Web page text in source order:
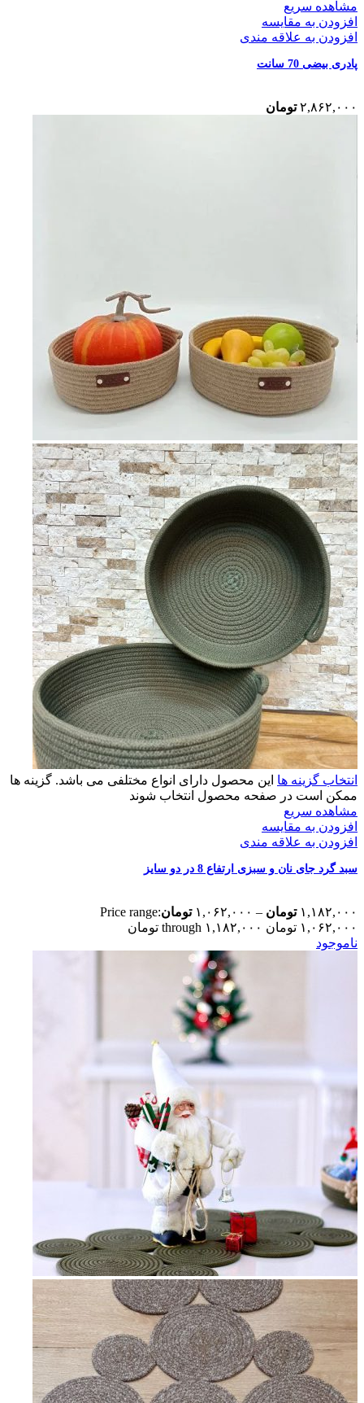
مشاهده سریع
افزودن به مقایسه
افزودن به علاقه مندی
پادری بیضی 70 سانت
۲,۸۶۲,۰۰۰ تومان
انتخاب گزینه ها این محصول دارای انواع مختلفی می باشد. گزینه ها
ممکن است در صفحه محصول انتخاب شوند
مشاهده سریع
افزودن به مقایسه
افزودن به علاقه مندی
سبد گرد جای نان و سبزی ارتفاع 8 در دو سایز
۱,۱۸۲,۰۰۰ تومان – ۱,۰۶۲,۰۰۰ تومانPrice range:
۱,۰۶۲,۰۰۰ تومان through ۱,۱۸۲,۰۰۰ تومان
ناموجود